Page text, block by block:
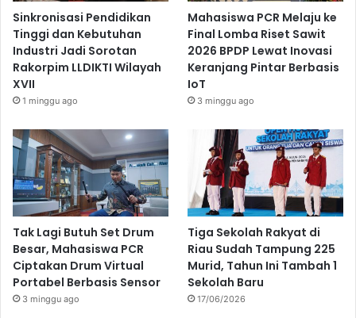
Sinkronisasi Pendidikan
Tinggi dan Kebutuhan
Industri Jadi Sorotan
Rakorpim LLDIKTI Wilayah
XVII
1 minggu ago
Mahasiswa PCR Melaju ke
Final Lomba Riset Sawit
2026 BPDP Lewat Inovasi
Keranjang Pintar Berbasis
IoT
3 minggu ago
Tak Lagi Butuh Set Drum
Besar, Mahasiswa PCR
Ciptakan Drum Virtual
Portabel Berbasis Sensor
3 minggu ago
Tiga Sekolah Rakyat di
Riau Sudah Tampung 225
Murid, Tahun Ini Tambah 1
Sekolah Baru
17/06/2026